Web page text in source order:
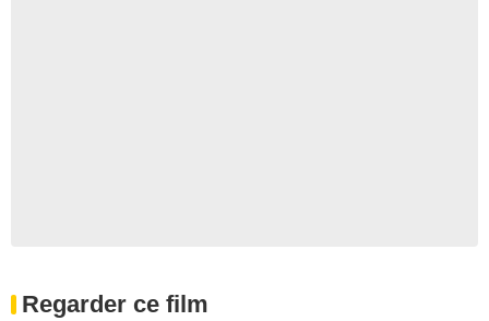
Regarder ce film